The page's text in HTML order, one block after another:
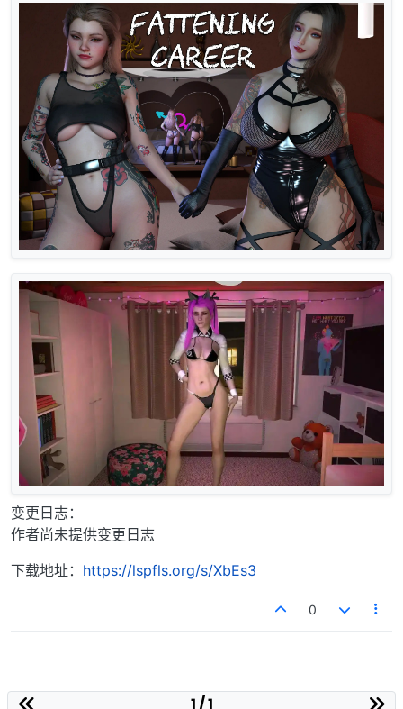
变更日志：
作者尚未提供变更日志
下载地址： https://lspfls.org/s/XbEs3
0
1 / 1